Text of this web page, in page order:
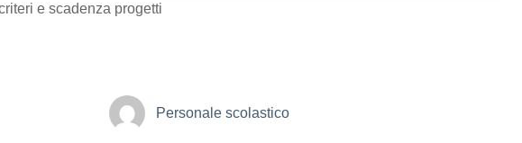
e scadenza progetti
Personale scolastico